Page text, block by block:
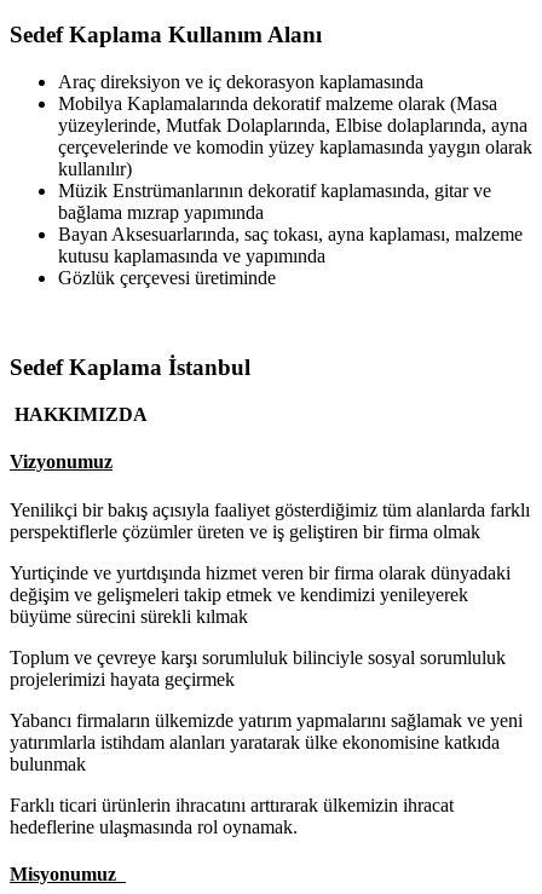
Sedef Kaplama Kullanım Alanı
Araç direksiyon ve iç dekorasyon kaplamasında
Mobilya Kaplamalarında dekoratif malzeme olarak (Masa
yüzeylerinde, Mutfak Dolaplarında, Elbise dolaplarında, ayna
çerçevelerinde ve komodin yüzey kaplamasında yaygın olarak
kullanılır)
Müzik Enstrümanlarının dekoratif kaplamasında, gitar ve
bağlama mızrap yapımında
Bayan Aksesuarlarında, saç tokası, ayna kaplaması, malzeme
kutusu kaplamasında ve yapımında
Gözlük çerçevesi üretiminde
Sedef Kaplama İstanbul
HAKKIMIZDA
Vizyonumuz
Yenilikçi bir bakış açısıyla faaliyet gösterdiğimiz tüm alanlarda farklı
perspektiflerle çözümler üreten ve iş geliştiren bir firma olmak
Yurtiçinde ve yurtdışında hizmet veren bir firma olarak dünyadaki
değişim ve gelişmeleri takip etmek ve kendimizi yenileyerek
büyüme sürecini sürekli kılmak
Toplum ve çevreye karşı sorumluluk bilinciyle sosyal sorumluluk
projelerimizi hayata geçirmek
Yabancı firmaların ülkemizde yatırım yapmalarını sağlamak ve yeni
yatırımlarla istihdam alanları yaratarak ülke ekonomisine katkıda
bulunmak
Farklı ticari ürünlerin ihracatını arttırarak ülkemizin ihracat
hedeflerine ulaşmasında rol oynamak.
Misyonumuz